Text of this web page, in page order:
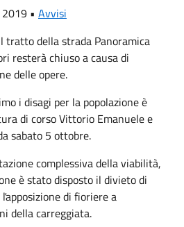
• Avvisi
tratto della strada Panoramica
resterà chiuso a causa di
delle opere.
i disagi per la popolazione è
di corso Vittorio Emanuele e
sabato 5 ottobre.
complessiva della viabilità,
è stato disposto il divieto di
di fioriere a
della carreggiata.